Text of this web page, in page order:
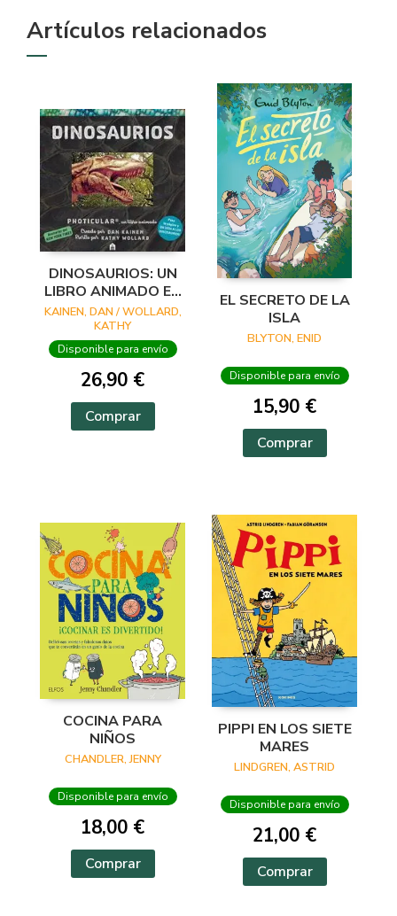
Artículos relacionados
DINOSAURIOS: UN
LIBRO ANIMADO EN
PHOTICULAR
KAINEN, DAN / WOLLARD,
KATHY
Disponible para envío
26,90 €
Comprar
EL SECRETO DE LA
ISLA
BLYTON, ENID
Disponible para envío
15,90 €
Comprar
COCINA PARA
NIÑOS
CHANDLER, JENNY
Disponible para envío
18,00 €
Comprar
PIPPI EN LOS SIETE
MARES
LINDGREN, ASTRID
Disponible para envío
21,00 €
Comprar